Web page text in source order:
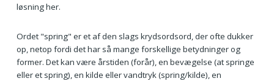
løsning her.
Ordet "spring" er et af den slags krydsordsord, der ofte dukker
op, netop fordi det har så mange forskellige betydninger og
former. Det kan være årstiden (forår), en bevægelse (at springe
eller et spring), en kilde eller vandtryk (spring/kilde), en